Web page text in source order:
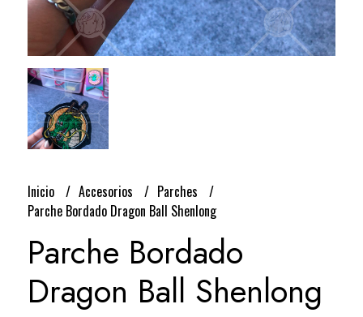
Inicio Accesorios
Parches
Parche Bordado Dragon Ball Shenlong
Parche Bordado
Dragon Ball Shenlong